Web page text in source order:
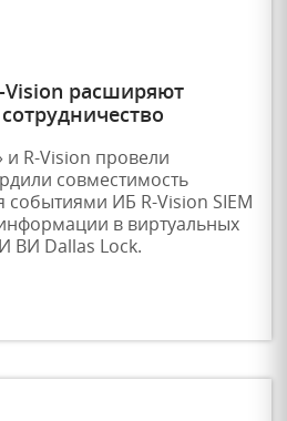
расширяют
R-Vision провели
совместимость
событиями ИБ R-Vision SIEM
в виртуальных
ВИ Dallas Lock.